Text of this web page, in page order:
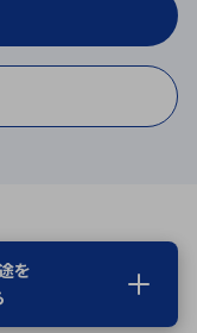
を